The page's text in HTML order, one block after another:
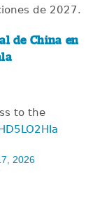
de 2027.
de China en
to the
2026